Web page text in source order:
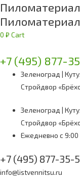
0 ₽ Cart
+7 (495) 877-
Зеленоград |
Стройдвор
Зеленоград |
Стройдвор
Ежедневно с 9:00
+7 (495) 877-35-
info@listvennitsu.ru